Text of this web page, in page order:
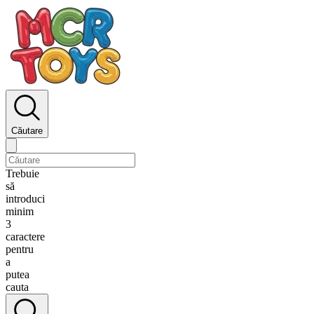
Căutare
Trebuie
să
introduci
minim
3
caractere
pentru
a
putea
cauta